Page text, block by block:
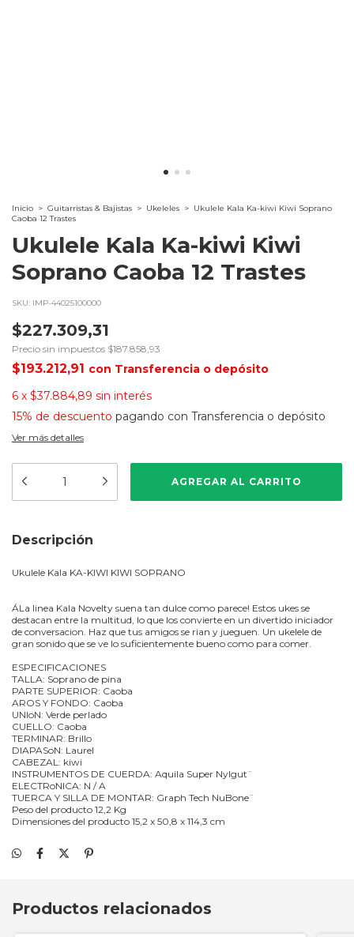
Inicio > Guitarristas & Bajistas > Ukeleles > Ukulele Kala Ka-kiwi Kiwi Soprano
Caoba 12 Trastes
Ukulele Kala Ka-kiwi Kiwi
Soprano Caoba 12 Trastes
SKU: IMP-44025100000
$227.309,31
Precio sin impuestos $187.858,93
$193.212,91 con Transferencia o depósito
6 x $37.884,89 sin interés
15% de descuento pagando con Transferencia o depósito
Ver más detalles
Descripción
Ukulele Kala KA-KIWI KIWI SOPRANO
ÁLa linea Kala Novelty suena tan dulce como parece! Estos ukes se
destacan entre la multitud, lo que los convierte en un divertido iniciador
de conversacion. Haz que tus amigos se rian y jueguen. Un ukelele de
gran sonido que se ve lo suficientemente bueno como para comer.
ESPECIFICACIONES
TALLA: Soprano de pina
PARTE SUPERIOR: Caoba
AROS Y FONDO: Caoba
UNIoN: Verde perlado
CUELLO: Caoba
TERMINAR: Brillo
DIAPASoN: Laurel
CABEZAL: kiwi
INSTRUMENTOS DE CUERDA: Aquila Super Nylgut¨
ELECTRoNICA: N / A
TUERCA Y SILLA DE MONTAR: Graph Tech NuBone¨
Peso del producto 12,2 Kg
Dimensiones del producto 15,2 x 50,8 x 114,3 cm
Productos relacionados